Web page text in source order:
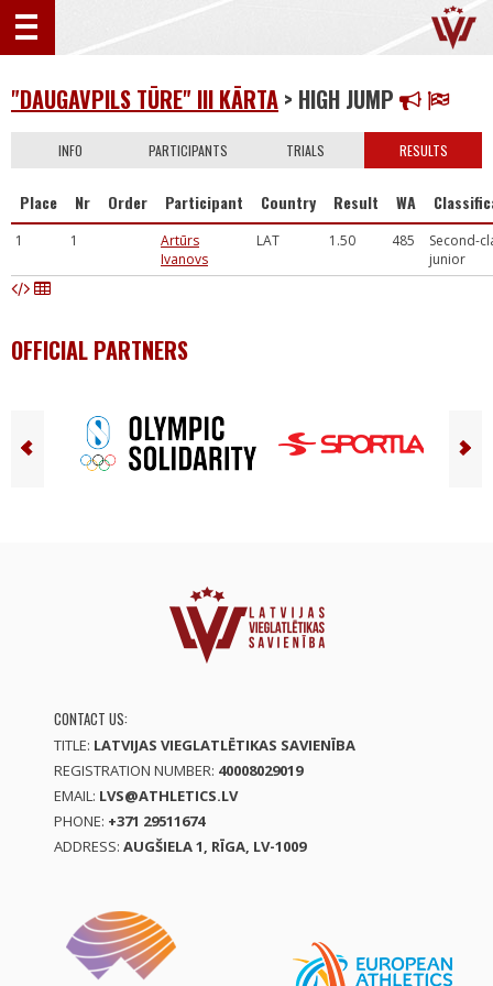
"DAUGAVPILS TŪRE" III KĀRTA > HIGH JUMP
INFO PARTICIPANTS TRIALS RESULTS
Place Nr Order Participant Country Result WA
1 1
Artūrs
Ivanovs
LAT 1.50 485
Second-
junior
OFFICIAL PARTNERS
CONTACT US:
TITLE: LATVIJAS VIEGLATLĒTIKAS SAVIENĪBA
REGISTRATION NUMBER: 40008029019
EMAIL: LVS@ATHLETICS.LV
PHONE: +371 29511674
ADDRESS: AUGŠIELA 1, RĪGA, LV-1009